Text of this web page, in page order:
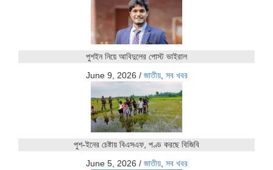
পুশইন নিয়ে আবিদুলের পোস্ট ভাইরাল
June 9, 2026 / জাতীয়, সব খবর
পুশ-ইনের চেষ্টায় বিএসএফ, পণ্ড করছে বিজিবি
June 5, 2026 / জাতীয়, সব খবর